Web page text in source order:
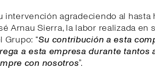
intervención agradeciendo al hasta
Arnau Sierra, la labor realizada en
Grupo: “Su contribución a esta
a esta empresa durante tantos
con nosotros”.